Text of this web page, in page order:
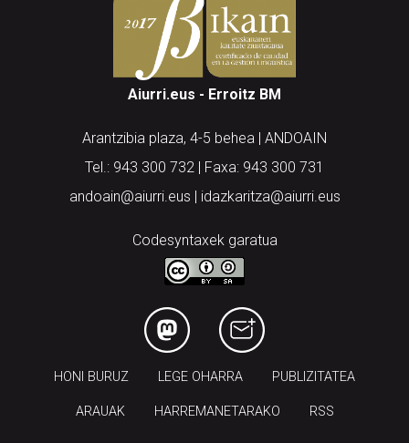
Aiurri.eus - Erroitz BM
Arantzibia plaza, 4-5 behea | ANDOAIN
Tel.: 943 300 732 | Faxa: 943 300 731
andoain@aiurri.eus | idazkaritza@aiurri.eus
Codesyntaxek garatua
HONI BURUZ LEGE OHARRA PUBLIZITATEA
ARAUAK HARREMANETARAKO RSS